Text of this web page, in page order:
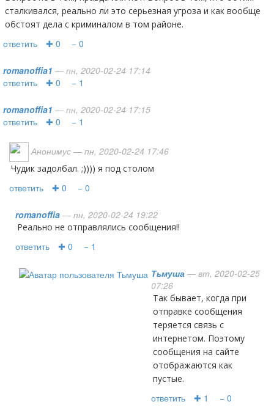
сталкивался, реально ли это серьезная угроза и как вообще
обстоят дела с криминалом в том районе.
ответить ✚ 0 − 0
romanoffia1 — пн, 2020-02-24 17:14
ответить
✚ 0 − 1
romanoffia1 — пн, 2020-02-24 17:15
ответить
✚ 0 − 1
Анонимус — пн, 2020-02-24 17:46
чудик задолбал. ;)))) я под столом
ответить ✚ 0 − 0
romanoffia — пн, 2020-02-24 19:22
Реально не отправлялись сообщения!!
ответить ✚ 0 − 1
Тьмуша — вт, 2020-02-25
07:26
Так бывает, когда при
отправке сообщения
теряется связь с
интернетом. Поэтому
сообщения на сайте
отображаются как
пустые.
ответить ✚ 1 − 0